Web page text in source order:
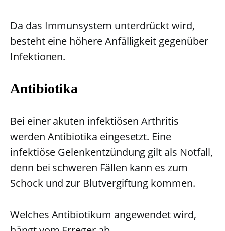
Da das Immunsystem unterdrückt wird,
besteht eine höhere Anfälligkeit gegenüber
Infektionen.
Antibiotika
Bei einer akuten infektiösen Arthritis
werden Antibiotika eingesetzt. Eine
infektiöse Gelenkentzündung gilt als Notfall,
denn bei schweren Fällen kann es zum
Schock und zur Blutvergiftung kommen.
Welches Antibiotikum angewendet wird,